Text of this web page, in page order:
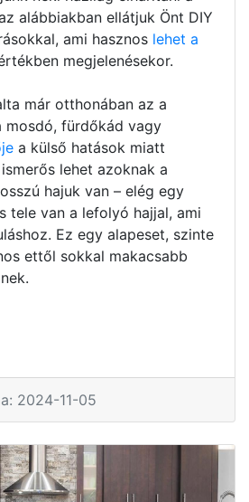
alábbiakban ellátjuk Önt DIY
ami hasznos lehet a
megjelenésekor.
már otthonában az a
mosdó, fürdőkád vagy
a külső hatások miatt
lehet azoknak a
hajuk van – elég egy
tele van a lefolyó hajjal, ami
Ez egy alapeset, szinte
ettől sokkal makacsabb
2024-11-05